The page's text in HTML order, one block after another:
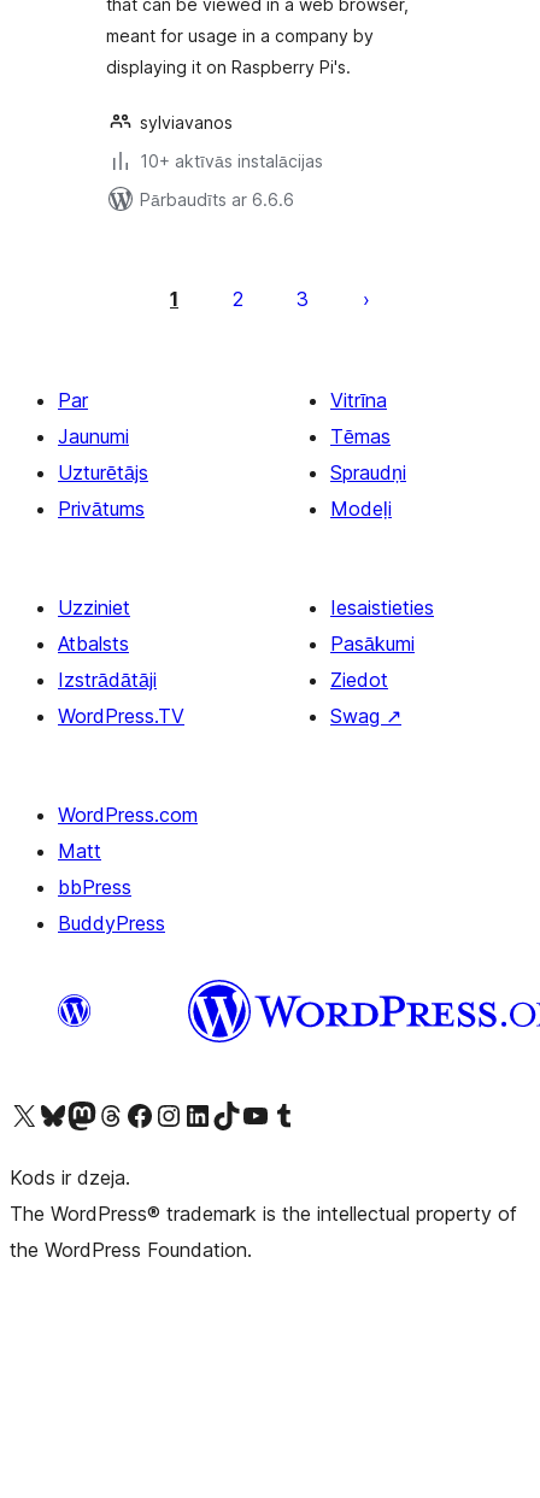
that can be viewed in a web browser,
meant for usage in a company by
displaying it on Raspberry Pi's.
sylviavanos
10+ aktīvās instalācijas
Pārbaudīts ar 6.6.6
numerācija
1 2 3
Par
Jaunumi
Uzturētājs
Privātums
Vitrīna
Tēmas
Spraudņi
Modeļi
Uzziniet
Atbalsts
Izstrādātāji
WordPress.TV
Iesaistieties
Pasākumi
Ziedot
Swag ↗
WordPress.com
Matt
bbPress
BuddyPress
Apmeklējiet mūsu X (agrāk Twitter) kontu
Apmeklējiet mūsu Bluesky kontu
Apmeklējiet mūsu Mastodon kontu
Apmeklējiet mūsu Threads kontu
Apmeklējiet mūsu Facebook lapuApmeklējiet mūsu Instagram kontu
Apmeklējiet mūsu LinkedIn kontu
Apmeklējiet mūsu TikTok kontu
Apmeklējiet mūsu YouTube kanālu
Apmeklējiet mūsu Tumblr kontu
Kods ir dzeja.
The WordPress® trademark is the intellectual property of
the WordPress Foundation.